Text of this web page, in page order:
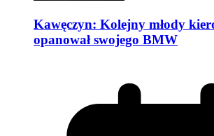
Kawęczyn: Kolejny młody
opanował swojego BMW